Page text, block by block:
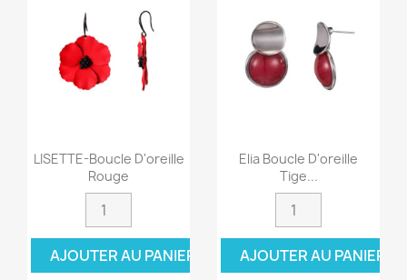
LISETTE-Boucle D'oreille
Rouge
AJOUTER AU PANIER
Elia Boucle D'oreille
Tige...
AJOUTER AU PANIER